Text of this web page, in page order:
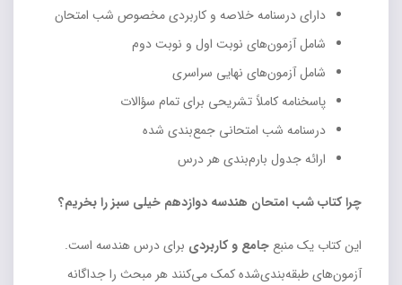
دارای درسنامه خلاصه و کاربردی مخصوص شب امتحان
شامل آزمون‌های نوبت اول و نوبت دوم
شامل آزمون‌های نهایی سراسری
پاسخنامه کاملاً تشریحی برای تمام سؤالات
درسنامه شب امتحانی جمع‌بندی شده
ارائه جدول بارم‌بندی هر درس
چرا کتاب شب امتحان هندسه دوازدهم خیلی سبز را بخریم؟
این کتاب یک منبع جامع و کاربردی برای درس هندسه است.
آزمون‌های طبقه‌بندی‌شده کمک می‌کنند هر مبحث را جداگانه